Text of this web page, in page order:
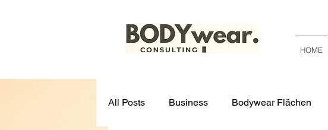
HOME
All Posts Business Bodywear Flächen